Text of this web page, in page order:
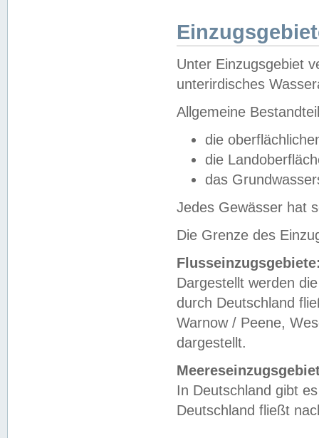
Unter Einzugsgebiet
unterirdisches
Allgemeine
die
die
das
Jedes Gewässer hat
Die Grenze des
Dargestellt werden
durch Deutschland
Warnow / Peene,
dargestellt.
In Deutschland gibt
Deutschland fließt